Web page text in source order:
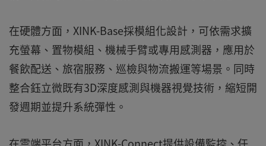
在硬體方面，XINK-Base採模組化設計，可依需求擴
充螢幕、置物模組、機械手臂或專用感測器，應用於
餐飲配送、旅宿服務、巡檢與物流搬運等場景。同時
整合鈺立微既有3D深度感測與機器視覺技術，縮短開
發週期並提升系統彈性。